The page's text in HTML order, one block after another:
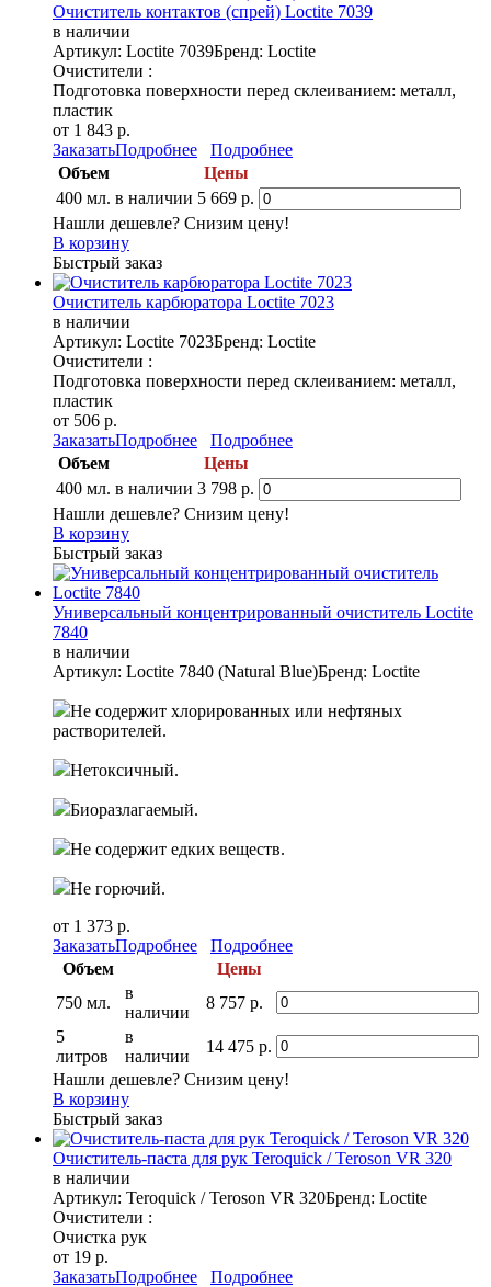
Очиститель контактов (спрей) Loctite 7039
в наличии
Артикул: Loctite 7039Бренд: Loctite
Очистители :
Подготовка поверхности перед склеиванием: металл,
пластик
от 1 843 р.
ЗаказатьПодробнее
Подробнее
Объем
Цены
400 мл. в наличии 5 669 р.
Нашли дешевле? Снизим цену!
В корзину
Быстрый заказ
Очиститель карбюратора Loctite 7023
в наличии
Артикул: Loctite 7023Бренд: Loctite
Очистители :
Подготовка поверхности перед склеиванием: металл,
пластик
от 506 р.
ЗаказатьПодробнее
Подробнее
Объем
Цены
400 мл. в наличии 3 798 р.
Нашли дешевле? Снизим цену!
В корзину
Быстрый заказ
Универсальный концентрированный очиститель Loctite
7840
в наличии
Артикул: Loctite 7840 (Natural Blue)Бренд: Loctite
Не содержит хлорированных или нефтяных
растворителей.
Нетоксичный.
Биоразлагаемый.
Не содержит едких веществ.
Не горючий.
от 1 373 р.
ЗаказатьПодробнее
Подробнее
Объем
Цены
750 мл.
в
наличии
8 757 р.
5
литров
в
наличии
14 475 р.
Нашли дешевле? Снизим цену!
В корзину
Быстрый заказ
Очиститель-паста для рук Teroquick / Teroson VR 320
в наличии
Артикул: Teroquick / Teroson VR 320Бренд: Loctite
Очистители :
Очистка рук
от 19 р.
ЗаказатьПодробнее
Подробнее